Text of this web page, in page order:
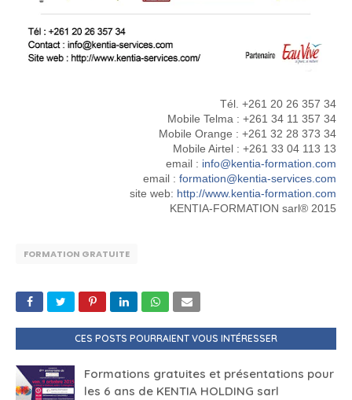
Tél. +261 20 26 357 34
Mobile Telma : +261 34 11 357 34
Mobile Orange : +261 32 28 373 34
Mobile Airtel : +261 33 04 113 13
email : info@kentia-formation.com
email : formation@kentia-services.com
site web: http://www.kentia-formation.com
KENTIA-FORMATION sarl® 2015
FORMATION GRATUITE
CES POSTS POURRAIENT VOUS INTÉRESSER
Formations gratuites et présentations pour
les 6 ans de KENTIA HOLDING sarl